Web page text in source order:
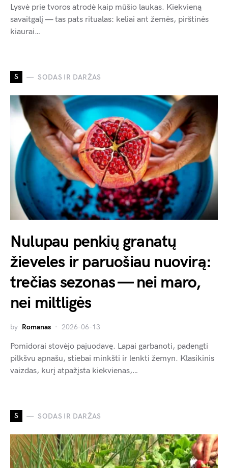
Lysvė prie tvoros atrodė kaip mūšio laukas. Kiekvieną
savaitgalį — tas pats ritualas: keliai ant žemės, pirštinės
kiaurai…
S SODAS IR DARŽAS
Nulupau penkių granatų
žieveles ir paruošiau nuovirą:
trečias sezonas — nei maro,
nei miltligės
by Romanas 2026-06-13
Pomidorai stovėjo pajuodavę. Lapai garbanoti, padengti
pilkšvu apnašu, stiebai minkšti ir lenkti žemyn. Klasikinis
vaizdas, kurį atpažįsta kiekvienas,…
S SODAS IR DARŽAS